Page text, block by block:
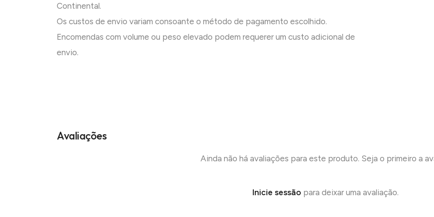
Continental.
Os custos de envio variam consoante o método de pagamento escolhido.
Encomendas com volume ou peso elevado podem requerer um custo adicional de
envio.
Avaliações
Ainda não há avaliações para este produto. Seja o primeiro a
Inicie sessão para deixar uma avaliação.